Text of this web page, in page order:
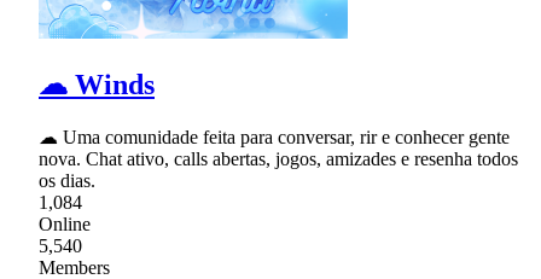
☁ Winds
☁ Uma comunidade feita para conversar, rir e conhecer gente
nova. Chat ativo, calls abertas, jogos, amizades e resenha todos
os dias.
1,084
Online
5,540
Members